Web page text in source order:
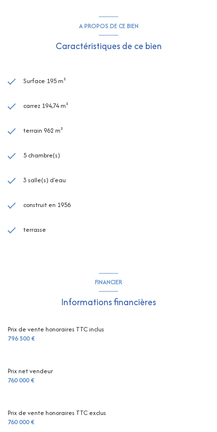
A PROPOS DE CE BIEN
Caractéristiques de ce bien
Surface 195 m²
carrez 194,74 m²
terrain 962 m²
5 chambre(s)
3 salle(s) d'eau
construit en 1956
terrasse
FINANCIER
Informations financières
Prix de vente honoraires TTC inclus
796 500 €
Prix net vendeur
760 000 €
Prix de vente honoraires TTC exclus
760 000 €